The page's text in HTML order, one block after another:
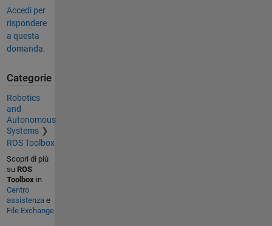
Accedi per
rispondere
a questa
domanda.
Categorie
Robotics
and
Autonomous
Systems
ROS Toolbox
Scopri di più
su ROS
Toolbox in
Centro
assistenza e
File Exchange